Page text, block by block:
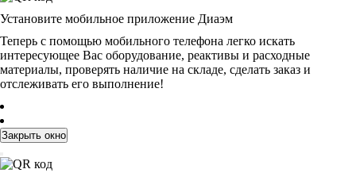
Установите мобильное приложение Диаэм
Теперь с помощью мобильного телефона легко искать
интересующее Вас оборудование, реактивы и расходные
материалы, проверять наличие на складе, сделать заказ и
отслеживать его выполнение!
Закрыть окно